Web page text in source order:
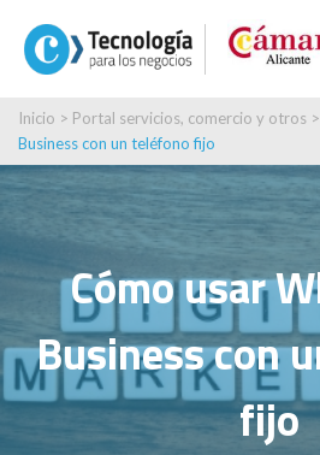
Inicio > Portal servicios, comercio y otros
Business con un teléfono fijo
Cómo usar
Business con
fijo